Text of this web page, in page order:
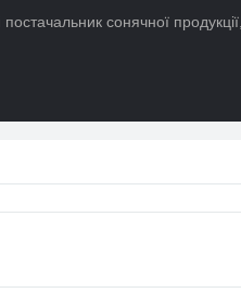
сонячної